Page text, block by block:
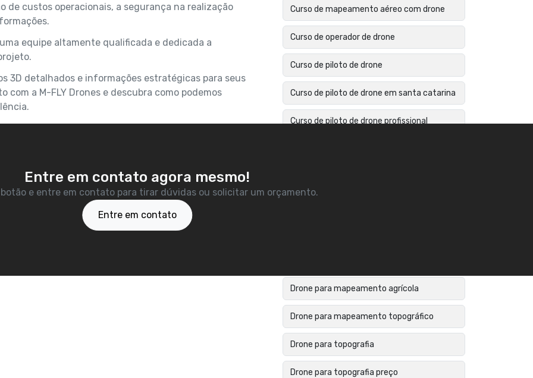
de custos operacionais, a segurança na realização
equipe altamente qualificada e dedicada a
3D detalhados e informações estratégicas para seus
a M-FLY Drones e descubra como podemos
Entre em contato agora mesmo!
e entre em contato para tirar dúvidas ou solicitar um orçamento.
Entre em contato
Curso de mapeamento aéreo com drone
Curso de operador de drone
Curso de piloto de drone
Curso de piloto de drone em santa catarina
Curso de piloto de drone profissional
Drone para mapeamento agrícola
Drone para mapeamento topográfico
Drone para topografia
Drone para topografia preço